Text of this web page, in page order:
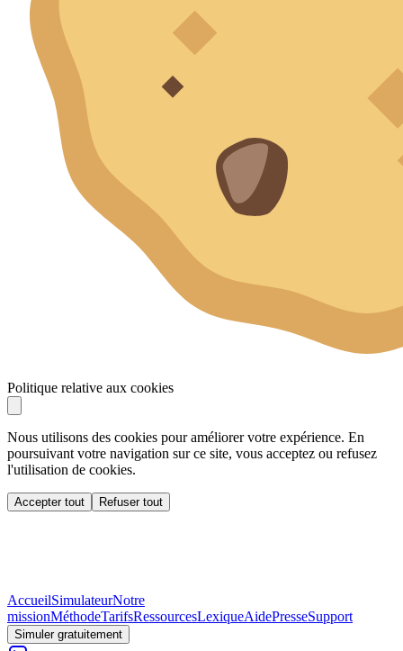
Politique relative aux cookies
Nous utilisons des cookies pour améliorer votre expérience. En
poursuivant votre navigation sur ce site, vous acceptez ou refusez
l'utilisation de cookies.
Accepter tout Refuser tout
AccueilSimulateurNotre
missionMéthodeTarifsRessourcesLexiqueAidePresseSupport
Simuler gratuitement